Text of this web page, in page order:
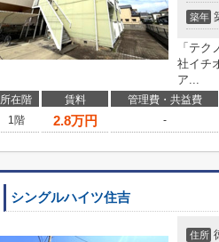
築年
「テ
社イチ
ア...
所在階 賃料 管理費・共益費
1階
2.8万円 -
シングルハイツ住吉
住所